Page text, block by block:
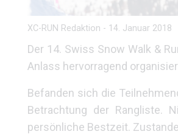
XC-RUN Redaktion - 14. Januar 2018
Der 14. Swiss Snow Walk &
Anlass hervorragend
Befanden sich die
Betrachtung der Rangliste.
persönliche Bestzeit.